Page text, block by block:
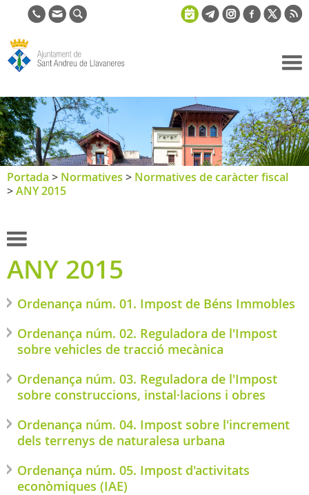
de Sant
Andreu de
Llavaneres
Portada > Normatives > Normatives de caràcter fiscal
>ANY 2015
ANY 2015
Ordenança núm. 01. Impost de Béns Immobles
Ordenança núm. 02. Reguladora de l'Impost
sobre vehicles de tracció mecànica
Ordenança núm. 03. Reguladora de l'Impost
sobre construccions, instal·lacions i obres
Ordenança núm. 04. Impost sobre l'increment
dels terrenys de naturalesa urbana
Ordenança núm. 05. Impost d'activitats
econòmiques (IAE)